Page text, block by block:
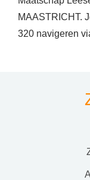
MAASTRICHT.
320 navigeren